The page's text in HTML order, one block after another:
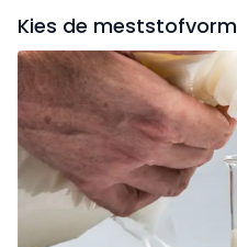
Kies de meststofvorm